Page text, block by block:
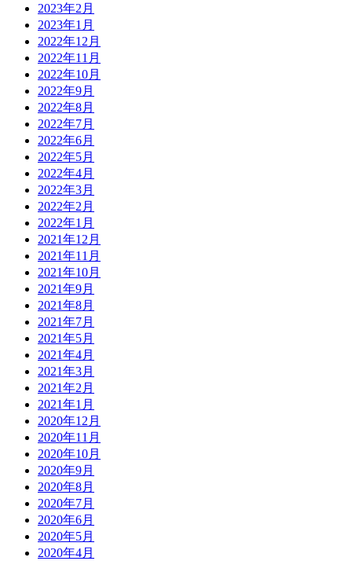
2023年2月
2023年1月
2022年12月
2022年11月
2022年10月
2022年9月
2022年8月
2022年7月
2022年6月
2022年5月
2022年4月
2022年3月
2022年2月
2022年1月
2021年12月
2021年11月
2021年10月
2021年9月
2021年8月
2021年7月
2021年5月
2021年4月
2021年3月
2021年2月
2021年1月
2020年12月
2020年11月
2020年10月
2020年9月
2020年8月
2020年7月
2020年6月
2020年5月
2020年4月